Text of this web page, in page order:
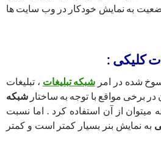
وضعیت به نمایش خودکار در وب سایت ها
کلیکی :
شده در امرشبکه تبلیغات ، تبلیغات
برخی مواقع با توجه به ساختار شبکه
میتوان از آن استفاده کرد . اما نسبت
به نمایش بنر بسیار کمتر است و کمتر